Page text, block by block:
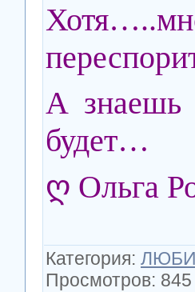
А знаешь
будет…
ღ Ольга
Категория:
Просмотров: 845